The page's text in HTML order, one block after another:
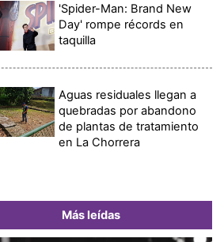
'Spider-Man: Brand New
Day' rompe récords en
taquilla
Aguas residuales llegan a
quebradas por abandono
de plantas de tratamiento
en La Chorrera
Más leídas